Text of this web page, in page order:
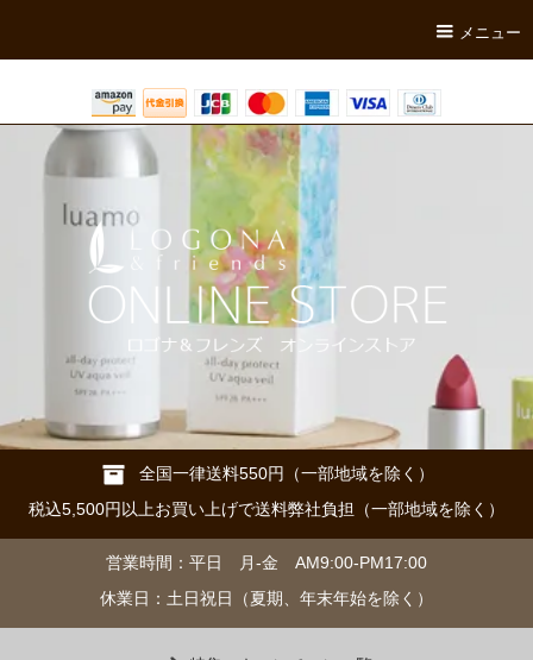
メニュー
全国一律送料550円（一部地域を除く）
税込5,500円以上お買い上げで送料弊社負担（一部地域を除く）
営業時間：平日 月-金 AM9:00-PM17:00
休業日：土日祝日（夏期、年末年始を除く）